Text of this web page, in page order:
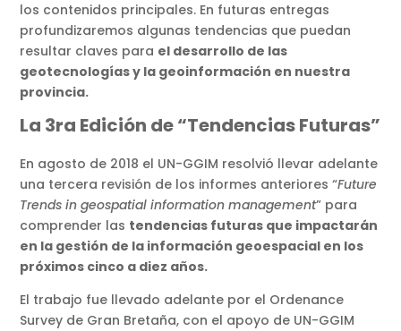
los contenidos principales. En futuras entregas
profundizaremos algunas tendencias que puedan
resultar claves para el desarrollo de las
geotecnologías y la geoinformación en nuestra
provincia.
La 3ra Edición de “Tendencias Futuras”
En agosto de 2018 el UN-GGIM resolvió llevar adelante
una tercera revisión de los informes anteriores “Future
Trends in geospatial information management” para
comprender las tendencias futuras que impactarán
en la gestión de la información geoespacial en los
próximos cinco a diez años.
El trabajo fue llevado adelante por el Ordenance
Survey de Gran Bretaña, con el apoyo de UN-GGIM